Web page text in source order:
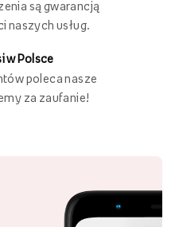
są gwarancją
naszych usług.
w Polsce
poleca nasze
za zaufanie!